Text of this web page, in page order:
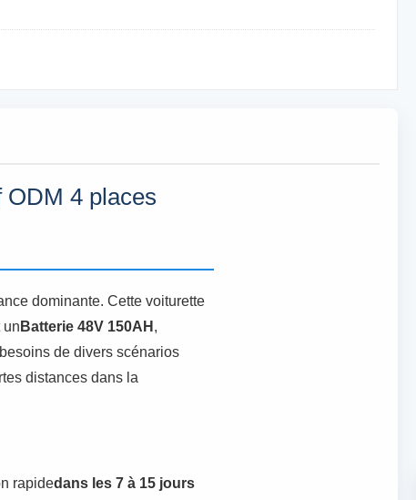
ODM 4 places
dominante. Cette voiturette
un Batterie 48V 150AH ,
de divers scénarios
distances dans la
rapidedans les 7 à 15 jours